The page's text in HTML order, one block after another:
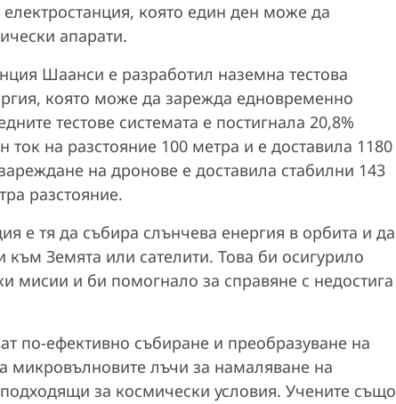
която един ден може да
апарати.
Шаанси е разработил наземна тестова
която може да зарежда едновременно
тестове системата е постигнала 20,8%
ток на разстояние 100 метра и е доставила 1180
на дронове е доставила стабилни 143
разстояние.
е тя да събира слънчева енергия в орбита и да
Земята или сателити. Това би осигурило
мисии и би помогнало за справяне с недостига
по-ефективно събиране и преобразуване на
микровълновите лъчи за намаляване на
за космически условия. Учените също